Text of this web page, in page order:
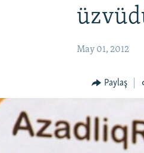
May 01, 2012
Paylaş